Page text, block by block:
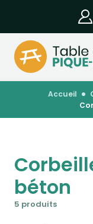
accueil
béton
5 produits